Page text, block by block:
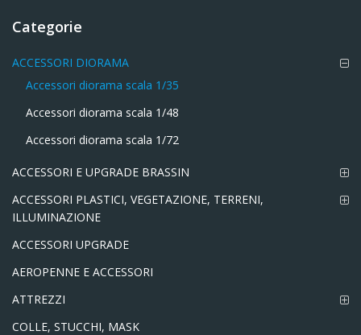
Categorie
ACCESSORI DIORAMA
Accessori diorama scala 1/35
Accessori diorama scala 1/48
Accessori diorama scala 1/72
ACCESSORI E UPGRADE BRASSIN
ACCESSORI PLASTICI, VEGETAZIONE, TERRENI,
ILLUMINAZIONE
ACCESSORI UPGRADE
AEROPENNE E ACCESSORI
ATTREZZI
COLLE, STUCCHI, MASK